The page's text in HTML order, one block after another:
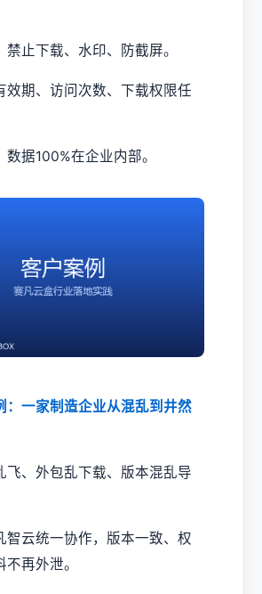
止下载、水印、防截屏。
效期、访问次数、下载权限任
据100%在企业内部。
：一家制造企业从混乱到井然
飞、外包乱下载、版本混乱导
智云统一协作，版本一致、权
再外泄。